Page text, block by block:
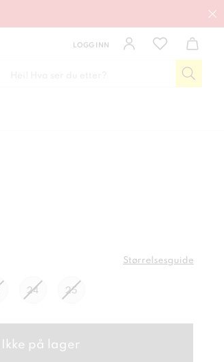
LOGG INN
Størrelsesguide
24 25
Ikke på lager